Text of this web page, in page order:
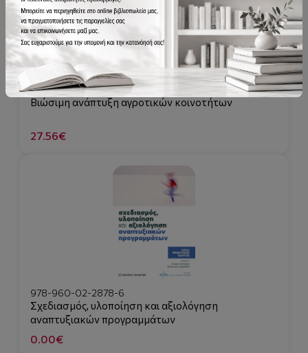
978-960-02-4486-1
Βιώσιμη ανάπτυξη αγροτικών κοινοτήτων
27.56€
978-960-02-2878-6
Σχεδιασμός, υλοποίηση και αξιολόγηση
αναπτυξιακών προγραμμάτων
0.00€